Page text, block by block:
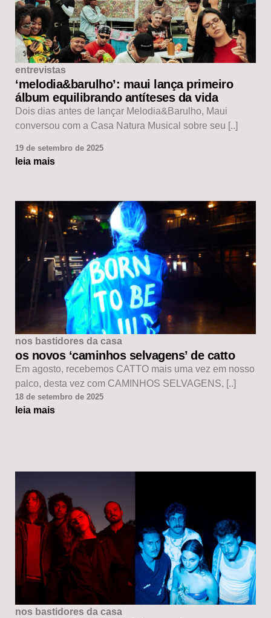
entrevistas
‘melodia&barulho’: maui lança primeiro
álbum equilibrando antíteses da vida
Dois dias antes de lançar Melodia&Barulho, Maui
conversou com a Casa Natura Musical sobre seu [..]
19 de setembro de 2025
leia mais
nos bastidores da casa
os novos ‘caminhos selvagens’ de catto
Em agosto, recebemos CATTO mais uma vez em nosso
palco, desta vez com CAMINHOS SELVAGENS, [..]
18 de setembro de 2025
leia mais
nos bastidores da casa